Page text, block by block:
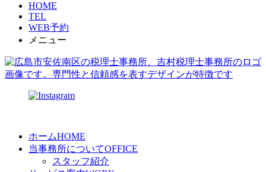
HOME
TEL
WEB予約
メニュー
ホームHOME
当事務所についてOFFICE
スタッフ紹介